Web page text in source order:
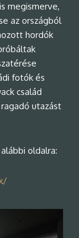
megismerve,
az országból
hordók
fotók és
család
utazást
oldalra: